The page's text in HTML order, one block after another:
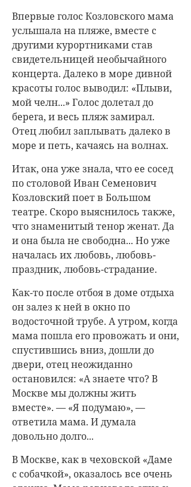
Впервые голос Козловского мама
услышала на пляже, вместе с
другими курортниками став
свидетельницей необычайного
концерта. Далеко в море дивной
красоты голос выводил: «Плыви,
мой челн...» Голос долетал до
берега, и весь пляж замирал.
Отец любил заплывать далеко в
море и петь, качаясь на волнах.
Итак, она уже знала, что ее сосед
по столовой Иван Семенович
Козловский поет в Большом
театре. Скоро выяснилось также,
что знаменитый тенор женат. Да
и она была не свободна... Но уже
началась их любовь, любовь-
праздник, любовь-страдание.
Как-то после отбоя в доме отдыха
он залез к ней в окно по
водосточной трубе. А утром, когда
мама пошла его провожать и они,
спустившись вниз, дошли до
двери, отец неожиданно
остановился: «А знаете что? В
Москве мы должны жить
вместе». — «Я подумаю», —
ответила мама. И думала
довольно долго...
В Москве, как в чеховской «Даме
с собачкой», оказалось все очень